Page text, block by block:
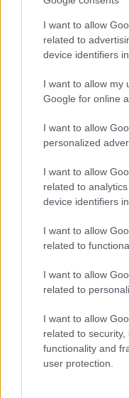
I want to allow
related to
device identifiers
I want to allow my
Google for online
I want to allow
personalized
I want to allow
related to
device identifiers
I want to allow
related to
I want to allow
related to
I want to allow
related to
functionality and
user protection.
legtöbb pár
SZTÁRHÍREK
jelenhetett